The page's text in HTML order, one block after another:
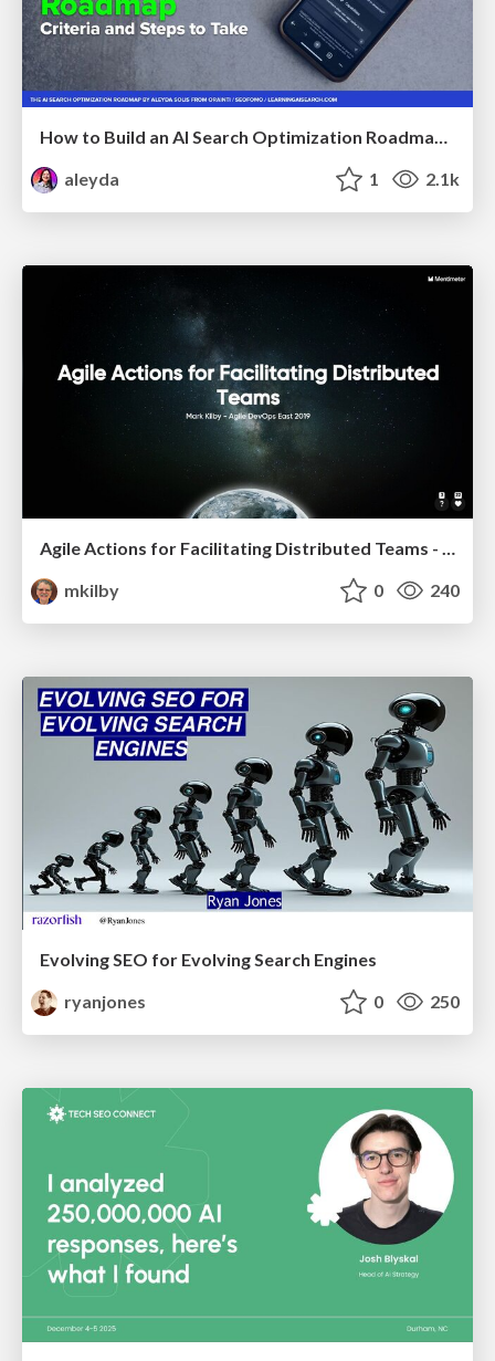
aleyda
1 2.1k
Agile Actions for Facilitating Distributed Teams - ADO2019
mkilby
0 240
Evolving SEO for Evolving Search Engines
ryanjones
0 250